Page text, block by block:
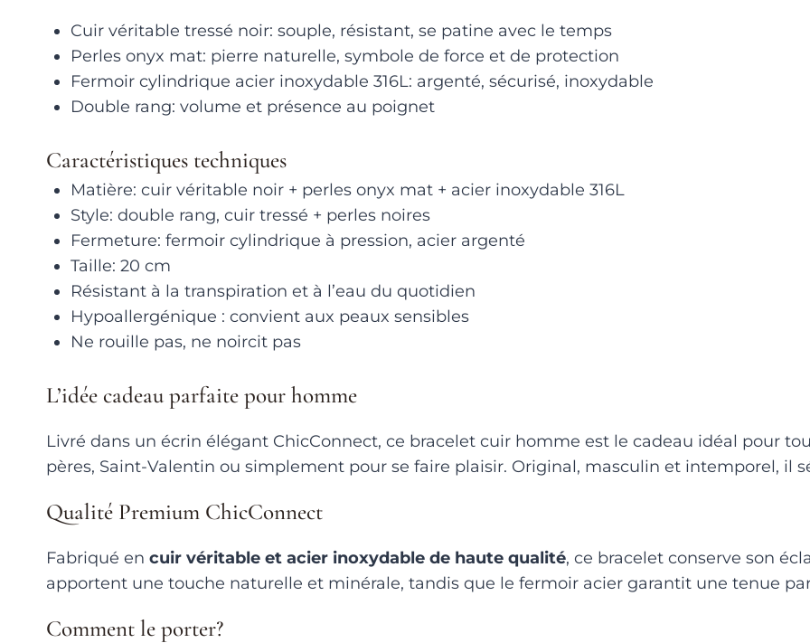
Cuir véritable tressé noir: souple, résistant, se patine avec le temps
Perles onyx mat: pierre naturelle, symbole de force et de protection
Fermoir cylindrique acier inoxydable 316L: argenté, sécurisé, inoxydable
Double rang: volume et présence au poignet
Caractéristiques techniques
Matière: cuir véritable noir + perles onyx mat + acier inoxydable 316L
Style: double rang, cuir tressé + perles noires
Fermeture: fermoir cylindrique à pression, acier argenté
Taille: 20 cm
Résistant à la transpiration et à l’eau du quotidien
Hypoallergénique : convient aux peaux sensibles
Ne rouille pas, ne noircit pas
L’idée cadeau parfaite pour homme
Livré dans un écrin élégant ChicConnect, ce bracelet cuir homme est le cadeau idéal pour
pères, Saint-Valentin ou simplement pour se faire plaisir. Original, masculin et intemporel, il
Qualité Premium ChicConnect
Fabriqué en cuir véritable et acier inoxydable de haute qualité, ce bracelet conserve son
apportent une touche naturelle et minérale, tandis que le fermoir acier garantit une tenue
Comment le porter?